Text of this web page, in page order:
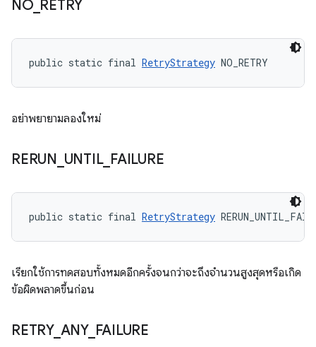
NO_ RETRY
public static final RetryStrategy NO_RETRY
อย่าพยายามลองใหม่
RERUN UNTIL_ FAILURE
public static final RetryStrategy
เรียกใช้การทดสอบทั้งหมดอีกครั้งจนกว่าจะถึงจํานวนสูงสุดหรือเกิด
ข้อผิดพลาดขึ้นก่อน
RETRY_ ANY_ FAILURE